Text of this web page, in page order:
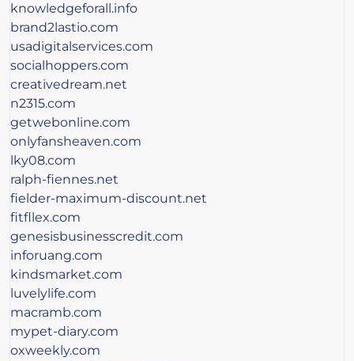
knowledgeforall.info
brand2lastio.com
usadigitalservices.com
socialhoppers.com
creativedream.net
n2315.com
getwebonline.com
onlyfansheaven.com
lky08.com
ralph-fiennes.net
fielder-maximum-discount.net
fitfllex.com
genesisbusinesscredit.com
inforuang.com
kindsmarket.com
luvelylife.com
macramb.com
mypet-diary.com
oxweekly.com